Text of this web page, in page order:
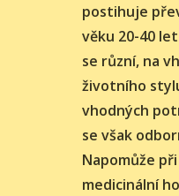
postihuje
věku 20-40
se různí, na
životního
vhodných
se však
Napomůže
medicinální